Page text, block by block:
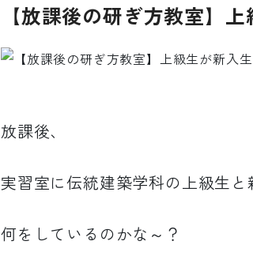
【放課後の研ぎ方教室】
放課後、
実習室に伝統建築学科の上級生と
何をしているのかな～？